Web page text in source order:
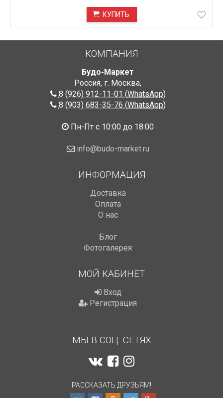
КУПИТЬ
КОМПАНИЯ
Будо-Маркет
Россия, г. Москва,
8 (926) 912-11-01 (WhatsApp)
8 (903) 683-35-76 (WhatsApp)
Пн-Пт с 10:00 до 18:00
info@budo-market.ru
ИНФОРМАЦИЯ
Доставка
Оплата
О нас
Блог
Фотогалерея
МОЙ КАБИНЕТ
Вход
Регистрация
МЫ В СОЦ. СЕТЯХ
РАССКАЗАТЬ ДРУЗЬЯМ!